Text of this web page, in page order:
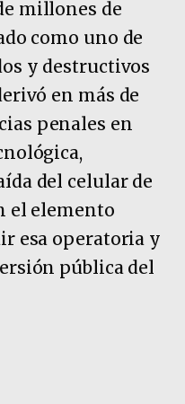
millones de
como uno de
y destructivos
en más de
penales en
del celular de
el elemento
esa operatoria y
pública del